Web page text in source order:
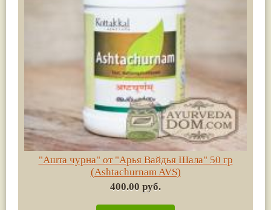
"Ашта чурна" от "Арья Вайдья Шала" 50 гр
(Ashtachurnam AVS)
400.00 руб.